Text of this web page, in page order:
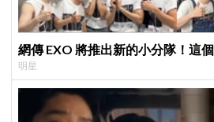
網傳 EXO 將推出新的小分隊！這
明星